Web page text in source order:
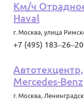
Км/ч
Haval
г. Москва, улица
+7 (495) 183‒26‒20
Mercedes-Benz
г. Москва,